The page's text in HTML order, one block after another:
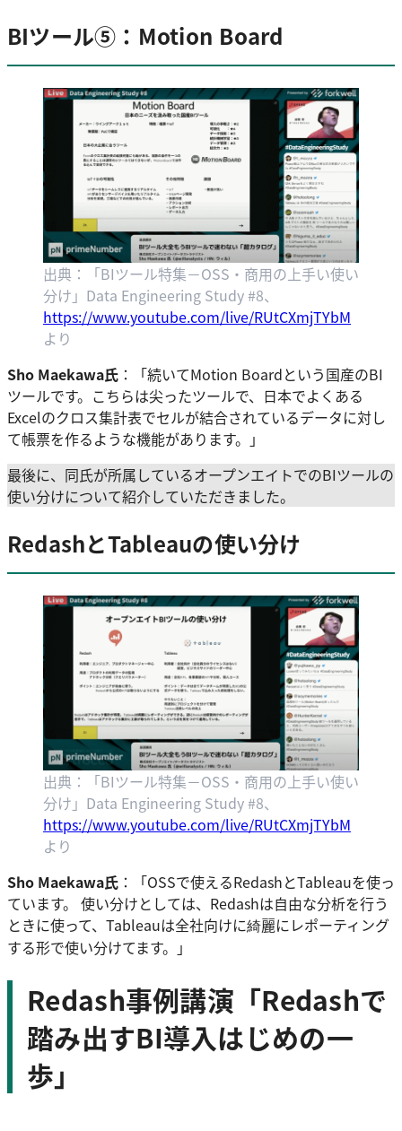
BIツール⑤：Motion Board
出典：「BIツール特集－OSS・商用の上手い使い
分け」Data Engineering Study #8、
https://www.youtube.com/live/RUtCXmjTYbM
より
Sho Maekawa氏 ：「続いてMotion Boardという国産のBI
ツールです。こちらは尖ったツールで、日本でよくある
Excelのクロス集計表でセルが結合されているデータに対し
て帳票を作るような機能があります。」
最後に、同氏が所属しているオープンエイトでのBIツールの
使い分けについて紹介していただきました。
RedashとTableauの使い分け
出典：「BIツール特集－OSS・商用の上手い使い
分け」Data Engineering Study #8、
https://www.youtube.com/live/RUtCXmjTYbM
より
Sho Maekawa氏 ：「OSSで使えるRedashとTableauを使っ
ています。 使い分けとしては、Redashは自由な分析を行う
ときに使って、Tableauは全社向けに綺麗にレポーティング
する形で使い分けてます。」
Redash事例講演「Redashで
踏み出すBI導入はじめの一
歩」